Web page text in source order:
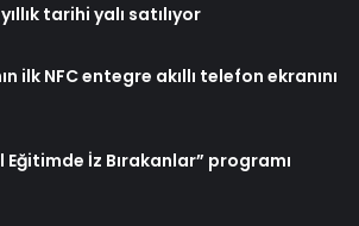
tarihi yalı satılıyor
ilk NFC entegre akıllı telefon ekranını
Eğitimde İz Bırakanlar” programı